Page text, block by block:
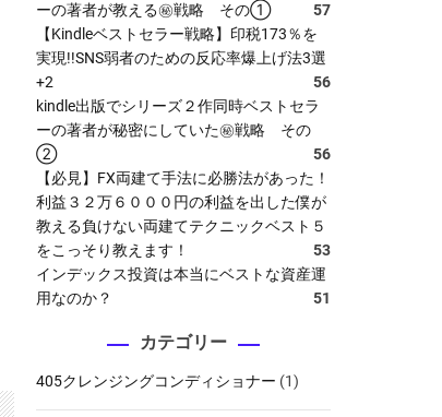
ーの著者が教える㊙戦略 その①
57
【Kindleベストセラー戦略】印税173％を
実現!!SNS弱者のための反応率爆上げ法3選
+2
56
kindle出版でシリーズ２作同時ベストセラ
ーの著者が秘密にしていた㊙戦略 その
②
56
【必見】FX両建て手法に必勝法があった！
利益３２万６０００円の利益を出した僕が
教える負けない両建てテクニックベスト５
をこっそり教えます！
53
インデックス投資は本当にベストな資産運
用なのか？
51
カテゴリー
405クレンジングコンディショナー (1)